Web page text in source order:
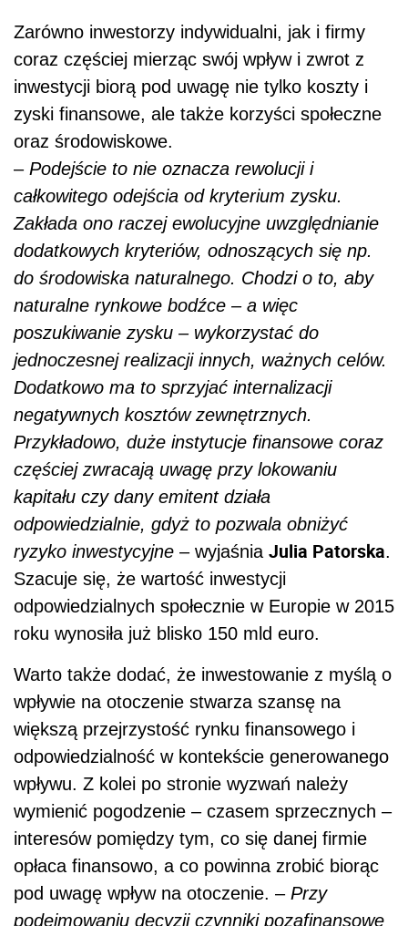
Zarówno inwestorzy indywidualni, jak i firmy
coraz częściej mierząc swój wpływ i zwrot z
inwestycji biorą pod uwagę nie tylko koszty i
zyski finansowe, ale także korzyści społeczne
oraz środowiskowe.
– Podejście to nie oznacza rewolucji i
całkowitego odejścia od kryterium zysku.
Zakłada ono raczej ewolucyjne uwzględnianie
dodatkowych kryteriów, odnoszących się np.
do środowiska naturalnego. Chodzi o to, aby
naturalne rynkowe bodźce – a więc
poszukiwanie zysku – wykorzystać do
jednoczesnej realizacji innych, ważnych celów.
Dodatkowo ma to sprzyjać internalizacji
negatywnych kosztów zewnętrznych.
Przykładowo, duże instytucje finansowe coraz
częściej zwracają uwagę przy lokowaniu
kapitału czy dany emitent działa
odpowiedzialnie, gdyż to pozwala obniżyć
ryzyko inwestycyjne – wyjaśnia Julia Patorska.
Szacuje się, że wartość inwestycji
odpowiedzialnych społecznie w Europie w 2015
roku wynosiła już blisko 150 mld euro.
Warto także dodać, że inwestowanie z myślą o
wpływie na otoczenie stwarza szansę na
większą przejrzystość rynku finansowego i
odpowiedzialność w kontekście generowanego
wpływu. Z kolei po stronie wyzwań należy
wymienić pogodzenie – czasem sprzecznych –
interesów pomiędzy tym, co się danej firmie
opłaca finansowo, a co powinna zrobić biorąc
pod uwagę wpływ na otoczenie. – Przy
podejmowaniu decyzji czynniki pozafinansowe